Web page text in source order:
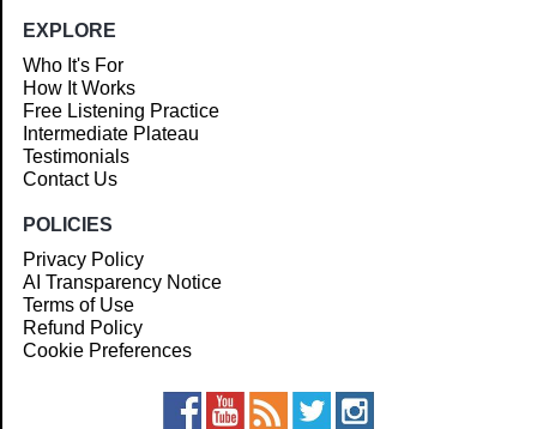
EXPLORE
Who It's For
How It Works
Free Listening Practice
Intermediate Plateau
Testimonials
Contact Us
POLICIES
Privacy Policy
AI Transparency Notice
Terms of Use
Refund Policy
Cookie Preferences